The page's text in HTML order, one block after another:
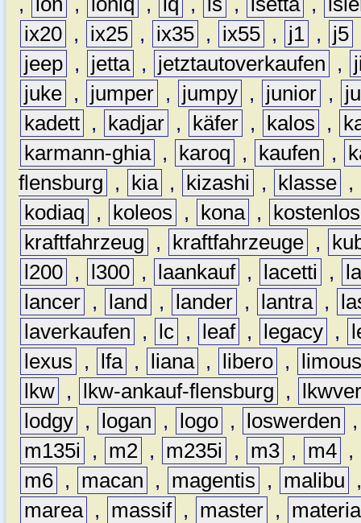
ix20 , ix25 , ix35 , ix55 , j1 , j5
jeep , jetta , jetztautoverkaufen ,
juke , jumper , jumpy , junior ,
kadett , kadjar , käfer , kalos ,
karmann-ghia , karoq , kaufen ,
flensburg
, kia , kizashi , klasse ,
kodiaq
, koleos , kona ,
kostenlos
kraftfahrzeug
, kraftfahrzeuge ,
l200 , l300 , laankauf , lacetti ,
lancer , land , lander , lantra ,
laverkaufen
, lc , leaf , legacy ,
lexus
, lfa , liana , libero ,
lkw , lkw-ankauf-flensburg ,
lodgy , logan , logo , loswerden
m135i
, m2 , m235i , m3 , m4 ,
m6 , macan , magentis , malibu
marea , massif , master ,
materia